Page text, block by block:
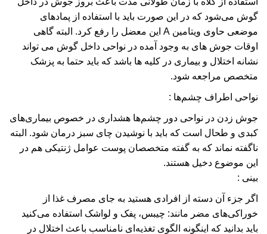
گوش می‌شود که در این صورت باید با استفاده از پمادهای
موضعی حاوی ویتامین
A این معضل را رفع کرد. البته گاهی
اوقات جوش های به وجود آمده در نواحی داخل گوش می تواند
نشانه اختلال و بیماری در کلیه ها باشد که باید حتما به پزشک
متخصص مراجعه شود.
نواحی اطراف چشم‌ها :
جوش زدن در نواحی دور چشم‌ها هشداری در خصوص بیماری‌های
کبدی و طحال است که باید با نوشیدن چای سبز درمان شود. البته
ناگفته نماند که به گفته متخصصان پوست عوامل ژنتیکی هم در
این موضوع دخیل هستند.
بینی :
اگر جزء آن دسته از افرادی هستید به جای مصرف غذا از
خوراکی‌های مضر مانند: چیبس، پفک و لواشک استفاده می‌کنید
باید بدانید که اینگونه الگوی تغذیه‌ای نامناسب باعث اختلال در